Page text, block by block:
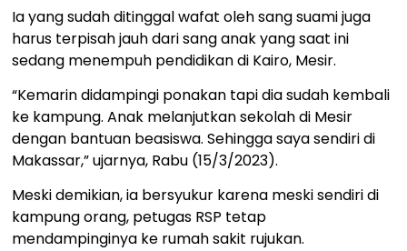
Ia yang sudah ditinggal wafat oleh sang suami juga
harus terpisah jauh dari sang anak yang saat ini
sedang menempuh pendidikan di Kairo, Mesir.
“Kemarin didampingi ponakan tapi dia sudah kembali
ke kampung. Anak melanjutkan sekolah di Mesir
dengan bantuan beasiswa. Sehingga saya sendiri di
Makassar,” ujarnya, Rabu (15/3/2023).
Meski demikian, ia bersyukur karena meski sendiri di
kampung orang, petugas RSP tetap
mendampinginya ke rumah sakit rujukan.